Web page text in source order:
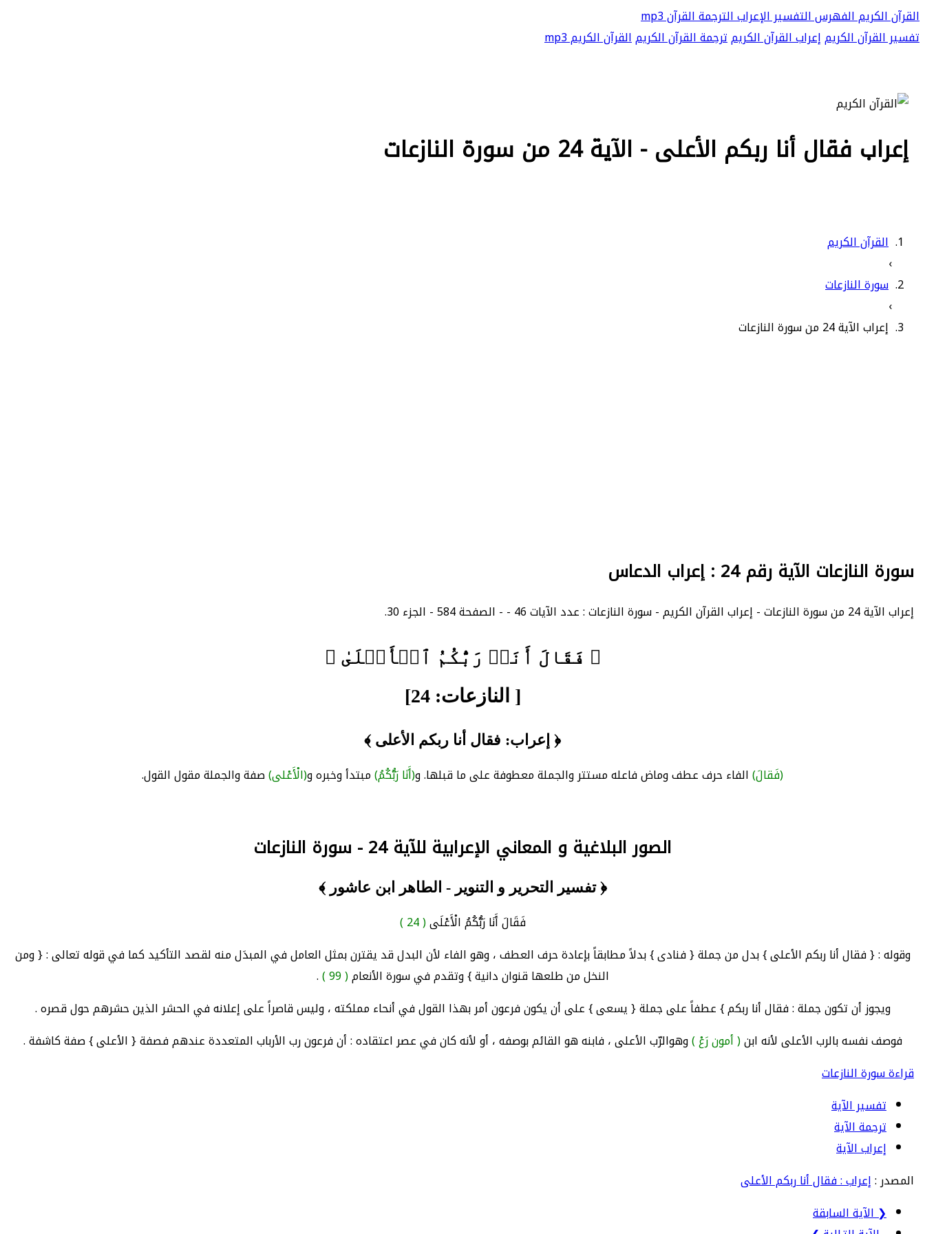
القرآن الكريمالفهرسالتفسيرالإعرابالترجمةالقرآن mp3
تفسير القرآن الكريمإعراب القرآن الكريمترجمة القرآن الكريمالقرآن الكريم mp3
إعراب فقال أنا ربكم الأعلى - الآية 24 من سورة النازعات
القرآن الكريم
›
سورة النازعات
›
إعراب الآية 24 من سورة النازعات
سورة النازعات الآية رقم 24 : إعراب الدعاس
إعراب الآية 24 من سورة النازعات - إعراب القرآن الكريم - سورة النازعات : عدد الآيات 46 - - الصفحة 584 - الجزء 30.
﴿ فَقَالَ أَنَا۠ رَبُّكُمُ ٱلۡأَعۡلَىٰ ﴾
[ النازعات: 24]
﴿ إعراب: فقال أنا ربكم الأعلى ﴾
(فَقالَ)الفاء حرف عطف وماض فاعله مستتر والجملة معطوفة على ما قبلها. و(أَنَا رَبُّكُمُ)مبتدأ وخبره و(الْأَعْلى)صفة والجملة مقول القول.
الصور البلاغية و المعاني الإعرابية للآية 24 - سورة النازعات
﴿ تفسير التحرير و التنوير - الطاهر ابن عاشور ﴾
فَقَالَ أَنَا رَبُّكُمُ الْأَعْلَى( 24 )
وقوله : { فقال أنا ربكم الأعلى } بدل من جملة { فنادى } بدلاً مطابقاً بإعادة حرف العطف ، وهو الفاء لأن البدل قد يقترن بمثل العامل في المبدَل منه لقصد التأكيد كما في قوله تعالى : { ومن
النخل من طلعها قنوان دانية } وتقدم في سورة الأنعام( 99 )
.
ويجوز أن تكون جملة : فقال أنا ربكم } عطفاً على جملة { يسعى } على أن يكون فرعون أمر بهذا القول في أنحاء مملكته ، وليس قاصراً على إعلانه في الحشر الذين حشرهم حول قصره .
فوصف نفسه بالرب الأعلى لأنه ابن( أمون رَعْ )وهوالرّب الأعلى ، فابنه هو القائم بوصفه ، أو لأنه كان في عصر اعتقاده : أن فرعون رب الأرباب المتعددة عندهم فصفة { الأعلى } صفة كاشفة .
قراءة سورة النازعات
تفسير الآية
ترجمة الآية
إعراب الآية
المصدر :إعراب : فقال أنا ربكم الأعلى
❮ الآية السابقة